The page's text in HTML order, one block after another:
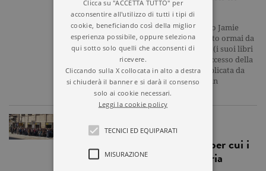
libreria
Torna nelle librerie italiane il fenomeno Jamie
McGuire, l'autrice Usa che ha conquistato ormai da
tempo i cuori delle adolescenti italiane (i suoi libri
escono per Garzanti), precedendo il successo della
serie After firmata da Anna Todd (pubblicata da
Sperling & Kupfer).Da anni, ormai, le fan
nostrane della…
BAMBINI-E-RAGAZZI
Jamie McGuire, la scrittrice per cui i
ragazzi fanno la coda in libreria
Clicca su "ACCETTA TUTTO" per
acconsentire all'utilizzo di tutti i tipi di
cookie, beneficiando così della miglior
esperienza possibile, oppure seleziona
qui sotto solo quelli che acconsenti di
ricevere.
Cliccando sulla X collocata in alto a destra
si chiuderà il banner e si darà il consenso
solo ai cookie necessari.
Leggi la cookie policy
TECNICI ED EQUIPARATI
MISURAZIONE